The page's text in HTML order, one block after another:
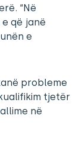
“Në
që janë
e
probleme
tjetër
në